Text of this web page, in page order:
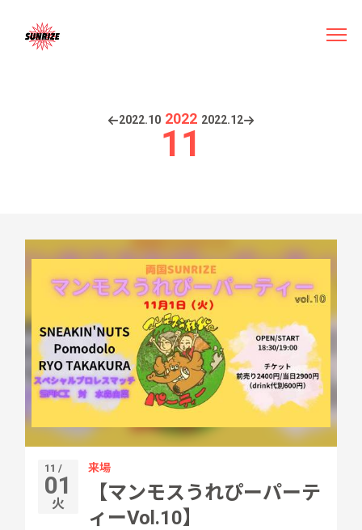
2022.10 2022
11
2022.12
11 /
01
火
来場
【マンモスうれぴーパーテ
ィーVol.10】